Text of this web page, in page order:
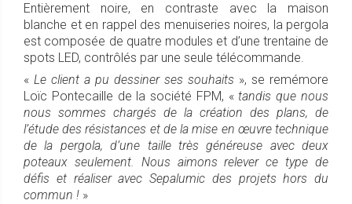
Entièrement noire, en contraste avec la maison
blanche et en rappel des menuiseries noires, la pergola
est composée de quatre modules et d’une trentaine de
spots LED, contrôlés par une seule télécommande.
« Le client a pu dessiner ses souhaits », se remémore
Loïc Pontecaille de la société FPM, «tandis que nous
nous sommes chargés de la création des plans, de
l’étude des résistances et de la mise en œuvre technique
de la pergola, d’une taille très généreuse avec deux
poteaux seulement. Nous aimons relever ce type de
défis et réaliser avec Sepalumic des projets hors du
commun ! »